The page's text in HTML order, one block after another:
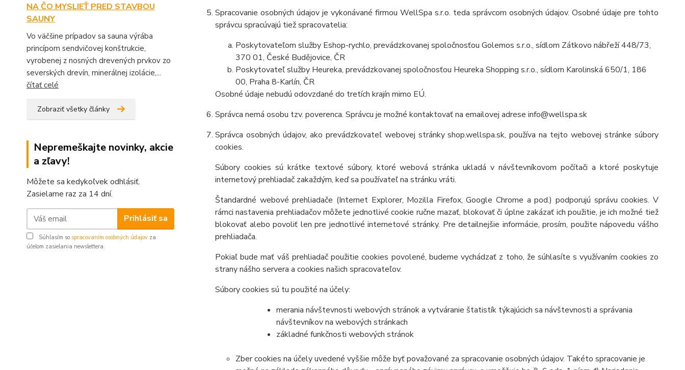
NA ČO MYSLIEŤ PRED STAVBOU
SAUNY
Vo väčšine prípadov sa sauna výrába
princípom sendvičovej konštrukcie,
vyrobenej z nosných drevených prvkov zo
severských drevín, minerálnej izolácie,...
čítať celé
Zobraziť všetky články
Nepremeškajte novinky, akcie
a zľavy!
Môžete sa kedykoľvek odhlásiť.
Zasielame raz za 14 dní.
Prihlásiť sa
Súhlasím so spracovaním osobných údajov za
účelom zasielania newslettera.
Spracovanie osobných údajov je vykonávané firmou WellSpa s.r.o. teda správcom osobných údajov. Osobné údaje pre tohto
správcu spracúvajú tiež spracovatelia:
Poskytovateľom služby Eshop-rychlo, prevádzkovanej spoločnosťou Golemos s.r.o., sídlom Zátkovo nábřeží 448/73,
370 01, České Budějovice, ČR
Poskytovateľ služby Heureka, prevádzkovanej spoločnosťou Heureka Shopping s.r.o., sídlom Karolinská 650/1, 186
00, Praha 8-Karlín, ČR
Osobné údaje nebudú odovzdané do tretích krajín mimo EÚ.
Správca nemá osobu tzv. poverenca. Správcu je možné kontaktovať na emailovej adrese info@wellspa.sk
Správca osobných údajov, ako prevádzkovateľ webovej stránkyshop.wellspa.sk, používa na tejto webovej stránke súbory
cookies.
Súbory cookies sú krátke textové súbory, ktoré webová stránka ukladá v návštevníkovom počítači a ktoré poskytuje
internetový prehliadač zakaždým, keď sa používateľ na stránku vráti.
Štandardné webové prehliadače (Internet Explorer, Mozilla Firefox, Google Chrome a pod.) podporujú správu cookies. V
rámci nastavenia prehliadačov môžete jednotlivé cookie ručne mazať, blokovať či úplne zakázať ich použitie, je ich možné tiež
blokovať alebo povoliť len pre jednotlivé internetové stránky. Pre detailnejšie informácie, prosím, použite nápovedu vášho
prehliadača.
Pokiaľ bude mať váš prehliadač použitie cookies povolené, budeme vychádzať z toho, že súhlasíte s využívaním cookies zo
strany nášho servera a cookies našich spracovateľov.
Súbory cookies sú tu použité na účely:
merania návštevnosti webových stránok a vytváranie štatistík týkajúcich sa návštevnosti a správania
návštevníkov na webových stránkach
základné funkčnosti webových stránok
Zber cookies na účely uvedené vyššie môže byť považované za spracovanie osobných údajov. Takéto spracovanie je